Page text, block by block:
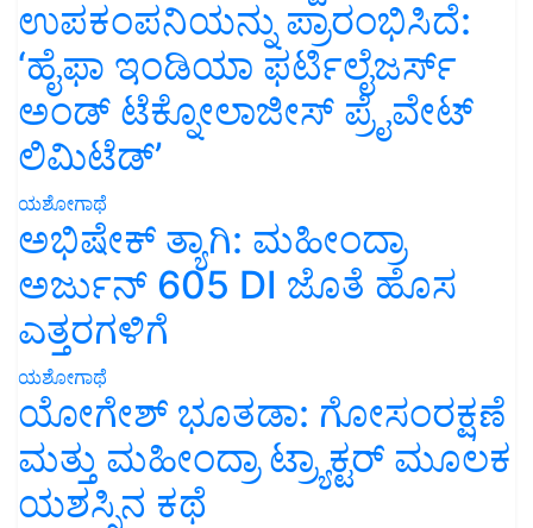
ಉಪಕಂಪನಿಯನ್ನು ಪ್ರಾರಂಭಿಸಿದೆ:
‘ಹೈಫಾ ಇಂಡಿಯಾ ಫರ್ಟಿಲೈಜರ್ಸ್
ಅಂಡ್ ಟೆಕ್ನೋಲಾಜೀಸ್ ಪ್ರೈವೇಟ್
ಲಿಮಿಟೆಡ್’
ಯಶೋಗಾಥೆ
ಅಭಿಷೇಕ್ ತ್ಯಾಗಿ: ಮಹೀಂದ್ರಾ
ಅರ್ಜುನ್ 605 DI ಜೊತೆ ಹೊಸ
ಎತ್ತರಗಳಿಗೆ
ಯಶೋಗಾಥೆ
ಯೋಗೇಶ್ ಭೂತಡಾ: ಗೋಸಂರಕ್ಷಣೆ
ಮತ್ತು ಮಹೀಂದ್ರಾ ಟ್ರ್ಯಾಕ್ಟರ್ ಮೂಲಕ
ಯಶಸ್ಸಿನ ಕಥೆ